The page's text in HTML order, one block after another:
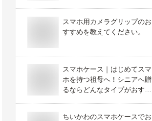
スマホ用カメラグリップのお
すすめを教えてください。
スマホケース｜はじめてスマ
ホを持つ祖母へ！シニアへ贈
るならどんなタイプがおすす
ちいかわのスマホケースでお